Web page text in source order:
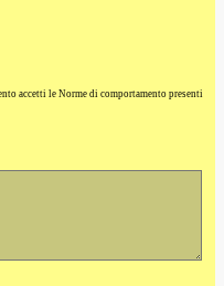
accetti le Norme di comportamento presenti